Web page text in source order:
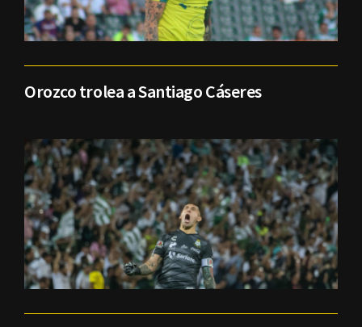
Orozco trolea a Santiago Cáseres